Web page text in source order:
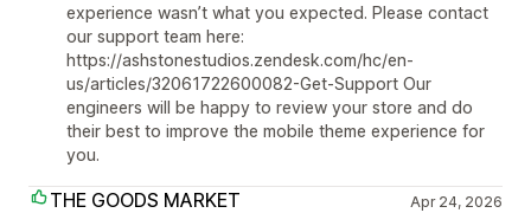
experience wasn’t what you expected. Please contact
our support team here:
https://ashstonestudios.zendesk.com/hc/en-
us/articles/32061722600082-Get-Support Our
engineers will be happy to review your store and do
their best to improve the mobile theme experience for
you.
THE GOODS MARKET Apr 24, 2026